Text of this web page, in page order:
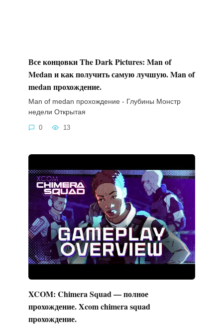
Все концовки The Dark Pictures: Man of
Medan и как получить самую лучшую. Man of
medan прохождение.
Man of medan прохождение - Глубины Монстр
недели Открытая
0 13
XCOM: Chimera Squad — полное
прохождение. Xcom chimera squad
прохождение.